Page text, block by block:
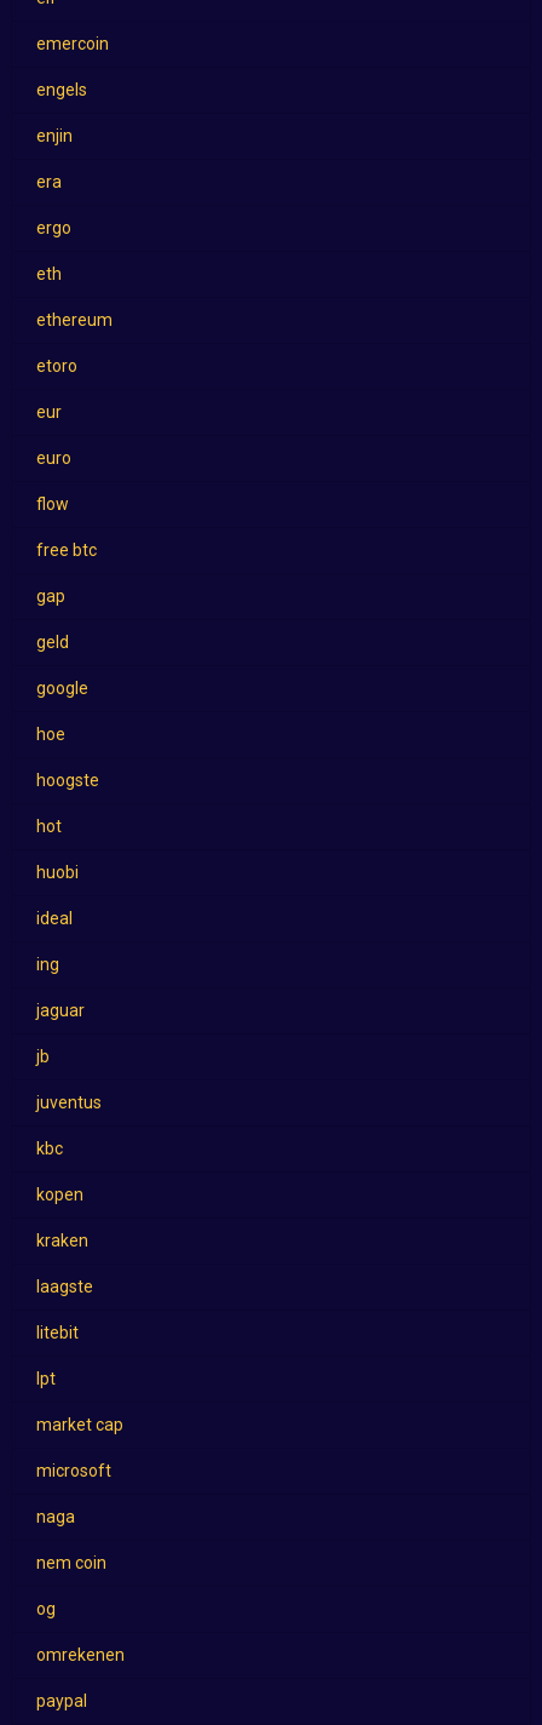
emercoin
engels
enjin
era
ergo
eth
ethereum
etoro
eur
euro
flow
free btc
gap
geld
google
hoe
hoogste
hot
huobi
ideal
ing
jaguar
jb
juventus
kbc
kopen
kraken
laagste
litebit
lpt
market cap
microsoft
naga
nem coin
og
omrekenen
paypal